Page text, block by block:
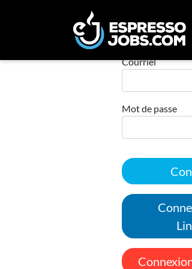
Courriel
Mot de passe